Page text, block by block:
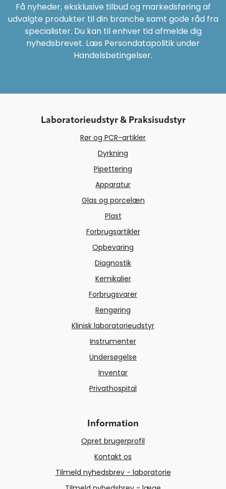
Nålefri og lukket urinopsamling
fra en pædiatrisk urinpose
Hygiejnisk indsamling af
urinprøver i små mængder
Få nyheder, eksklusive tilbud og markedsføring af
udvalgte produkter til din branche samt gode råd fra
specialister. Du kan til enhver tid afmelde dig
nyhedsbrevet. Læs Persondatapolitik under
Handelsbetingelser.
Laboratorieudstyr & Praksisudstyr
Rør og PCR-artikler
Dyrkning
Pipettering
Apparatur
Glas og porcelæn
Plast
Forbrugsartikler
Opbevaring
Diagnostik
Kemikalier
Forbrugsvarer
Rengøring
Klinisk laboratorieudstyr
Instrumenter
Undersøgelse
Inventar
Privathospital
Information
Opret brugerprofil
Kontakt os
Tilmeld nyhedsbrev - laboratorie